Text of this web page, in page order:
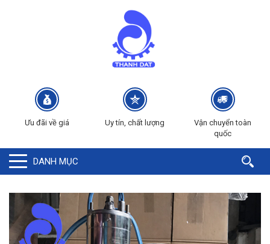
Ưu đãi về giá Uy tín, chất lượng
Vận chuyển toàn
quốc
DANH MỤC